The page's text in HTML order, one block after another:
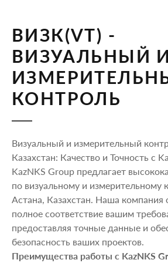
ВИЗК(VT) -
ВИЗУАЛЬНЫЙ И
КОНТРОЛЬ
Визуальный и измерительный
Казахстан: Качество и Точность с
KazNKS Group предлагает
по визуальному и измерительному
Астана, Казахстан. Наша компания
полное соответствие вашим
предоставляя точные данные и
безопасность ваших проектов.
Преимущества работы с KazNKS